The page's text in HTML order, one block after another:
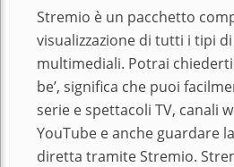
Stremio è un pacchetto
visualizzazione di tutti i tipi
multimediali. Potrai
be’, significa che puoi
serie e spettacoli TV, canali
YouTube e anche guardare
diretta tramite Stremio.